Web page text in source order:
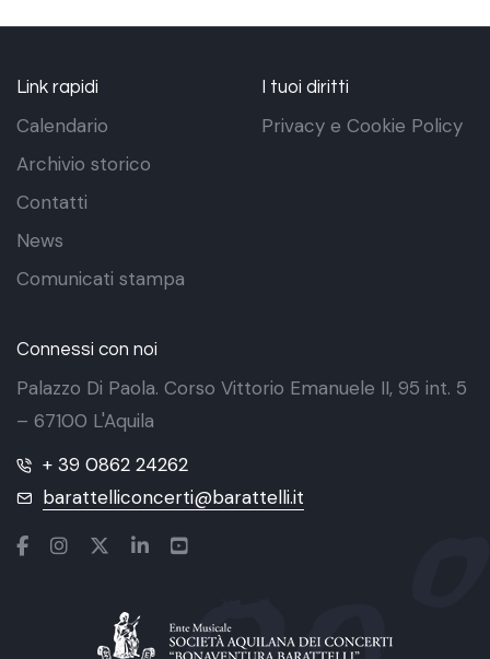
Link rapidi
Calendario
Archivio storico
Contatti
News
Comunicati stampa
I tuoi diritti
Privacy e Cookie Policy
Connessi con noi
Palazzo Di Paola. Corso Vittorio Emanuele II, 95 int. 5
– 67100 L'Aquila
+ 39 0862 24262
barattelliconcerti@barattelli.it